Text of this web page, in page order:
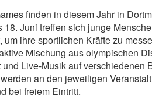
finden in diesem Jahr in
18. Juni treffen sich junge
um ihre sportlichen Kräfte zu
Mischung aus olympischen
Live-Musik auf verschiedenen
an den jeweiligen
bei freiem Eintritt.